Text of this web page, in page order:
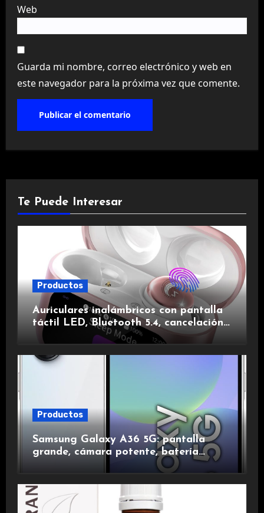
Web
Guarda mi nombre, correo electrónico y web en
este navegador para la próxima vez que comente.
Te Puede Interesar
Productos
Auriculares inalámbricos con pantalla
táctil LED, Bluetooth 5.4, cancelación
de ruido, impermeables y de larga
duración.
Productos
Samsung Galaxy A36 5G: pantalla
grande, cámara potente, batería
duradera y carga rápida para una
experiencia premium.